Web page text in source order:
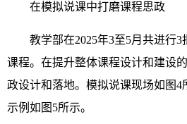
在模拟说课中打磨课程思政
教学部在2025年3至5月共进行
课程。在提升整体课程设计和建设
政设计和落地。模拟说课现场如图4
示例如图5所示。